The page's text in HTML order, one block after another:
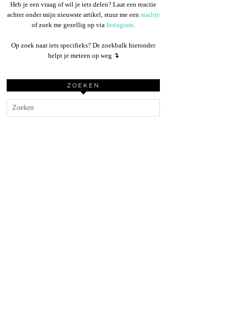
Heb je een vraag of wil je iets delen? Laat een reactie
achter onder mijn nieuwste artikel, stuur me een mailtje
of zoek me gezellig op via Instagram.
Op zoek naar iets specifieks? De zoekbalk hieronder
helpt je meteen op weg ↴
ZOEKEN